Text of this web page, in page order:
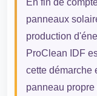
panneaux
production
ProClean IDF
cette démarche
panneau